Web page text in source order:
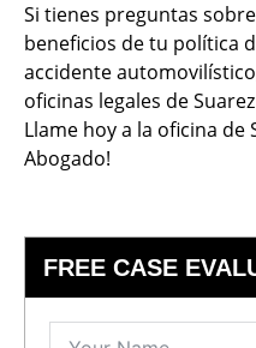
Si tienes preguntas
beneficios de tu política
accidente
oficinas legales de
Llame hoy a la oficina de
Abogado!
FREE CASE